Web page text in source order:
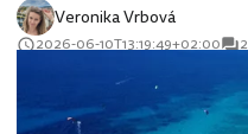
Veronika Vrbová
2026-06-10T13:19:49+02:00